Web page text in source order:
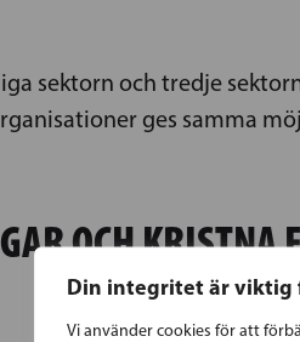
Din integritet är viktig
Vi använder cookies för att
sektorn och tredje
ges samma
OCH KRISTNA